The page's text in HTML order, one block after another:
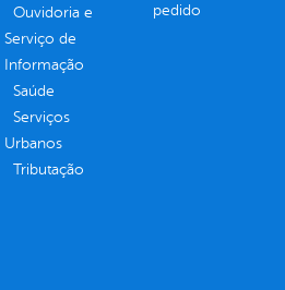
Ouvidoria e
Serviço de
Informação
Saúde
Serviços
Urbanos
Tributação
pedido